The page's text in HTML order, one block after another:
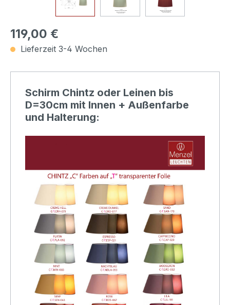
119,00 €
Lieferzeit 3-4 Wochen
Schirm Chintz oder Leinen bis
D=30cm mit Innen + Außenfarbe
und Halterung: